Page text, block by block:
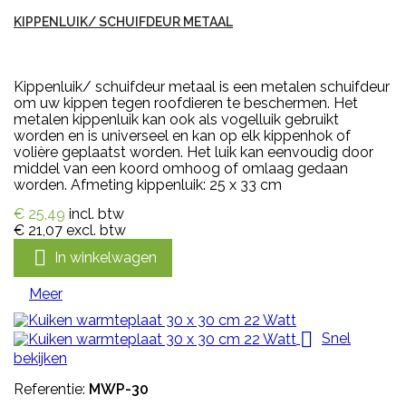
KIPPENLUIK/ SCHUIFDEUR METAAL
Kippenluik/ schuifdeur metaal is een metalen schuifdeur
om uw kippen tegen roofdieren te beschermen. Het
metalen kippenluik kan ook als vogelluik gebruikt
worden en is universeel en kan op elk kippenhok of
volière geplaatst worden. Het luik kan eenvoudig door
middel van een koord omhoog of omlaag gedaan
worden. Afmeting kippenluik: 25 x 33 cm
€ 25,49 incl. btw
€ 21,07 excl. btw
 In winkelwagen
Meer

Snel
bekijken
Referentie: MWP-30